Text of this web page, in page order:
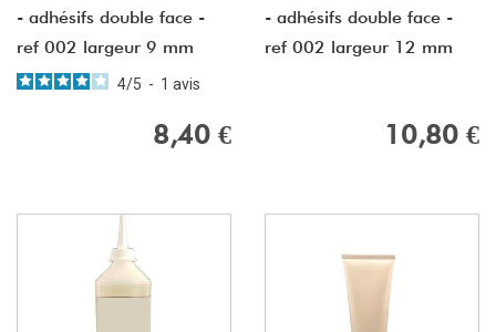
- adhésifs double face -
ref 002 largeur 9 mm
4/5 - 1 avis
8,40 €
- adhésifs double face -
ref 002 largeur 12 mm
10,80 €